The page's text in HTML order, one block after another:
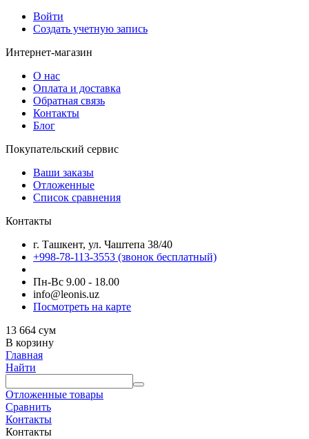
Войти
Создать учетную запись
Интернет-магазин
О нас
Оплата и доставка
Обратная связь
Контакты
Блог
Покупательский сервис
Ваши заказы
Отложенные
Список сравнения
Контакты
г. Ташкент, ул. Чаштепа 38/40
+998-78-113-3553 (звонок бесплатный)
Пн-Вс 9.00 - 18.00
info@leonis.uz
Посмотреть на карте
13 664 сум
В корзину
Главная
Найти
Отложенные товары
Сравнить
Контакты
Контакты